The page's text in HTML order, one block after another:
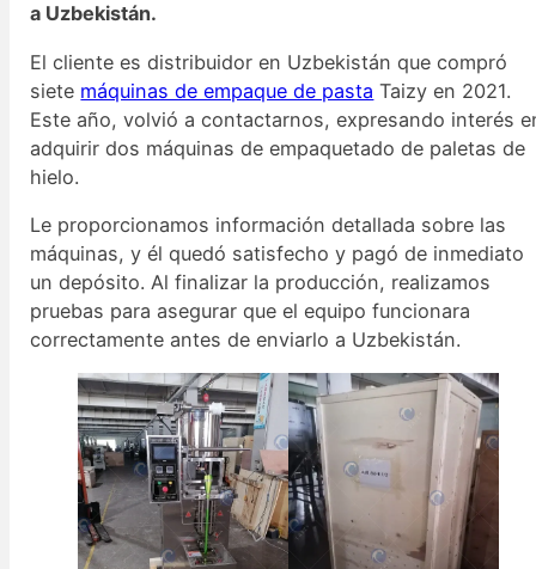
a Uzbekistán.
El cliente es distribuidor en Uzbekistán que compró
siete máquinas de empaque de pasta Taizy en 2021.
Este año, volvió a contactarnos, expresando interés
adquirir dos máquinas de empaquetado de paletas de
hielo.
Le proporcionamos información detallada sobre las
máquinas, y él quedó satisfecho y pagó de inmediato
un depósito. Al finalizar la producción, realizamos
pruebas para asegurar que el equipo funcionara
correctamente antes de enviarlo a Uzbekistán.